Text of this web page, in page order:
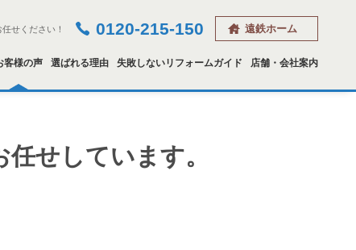
せください！ 0120-215-150 遠鉄ホーム
客様の声 選ばれる理由 失敗しないリフォームガイド 店舗・会社案内
せしています。